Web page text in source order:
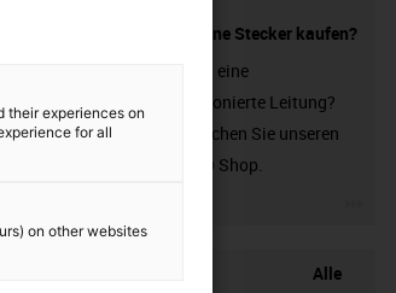
Leitung ohne Stecker kaufen?
Sie suchen eine
unkonfektionierte Leitung?
Dann besuchen Sie unseren
chainflex® Shop.
Alle
their experiences on
for all
on other websites